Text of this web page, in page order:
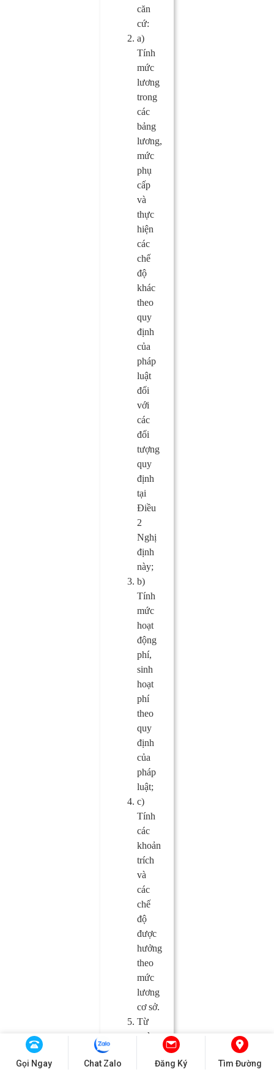
căn
cứ:
a)
Tính
mức
lương
trong
các
bảng
lương,
mức
phụ
cấp
và
thực
hiện
các
chế
độ
khác
theo
quy
định
của
pháp
luật
đối
với
các
đối
tượng
quy
định
tại
Điều
2
Nghị
định
này;
b)
Tính
mức
hoạt
động
phí,
sinh
hoạt
phí
theo
quy
định
của
pháp
luật;
c)
Tính
các
khoản
trích
và
các
chế
độ
được
hưởng
theo
mức
lương
cơ sở.
Từ
ngày
tháng
Gọi Ngay Chat Zalo Đăng Ký Tìm Đường